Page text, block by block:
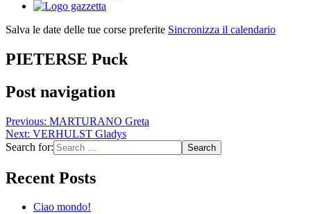
Salva le date delle tue corse preferite Sincronizza il calendario
PIETERSE Puck
Post navigation
Previous: MARTURANO Greta
Next: VERHULST Gladys
Search for:
Recent Posts
Ciao mondo!